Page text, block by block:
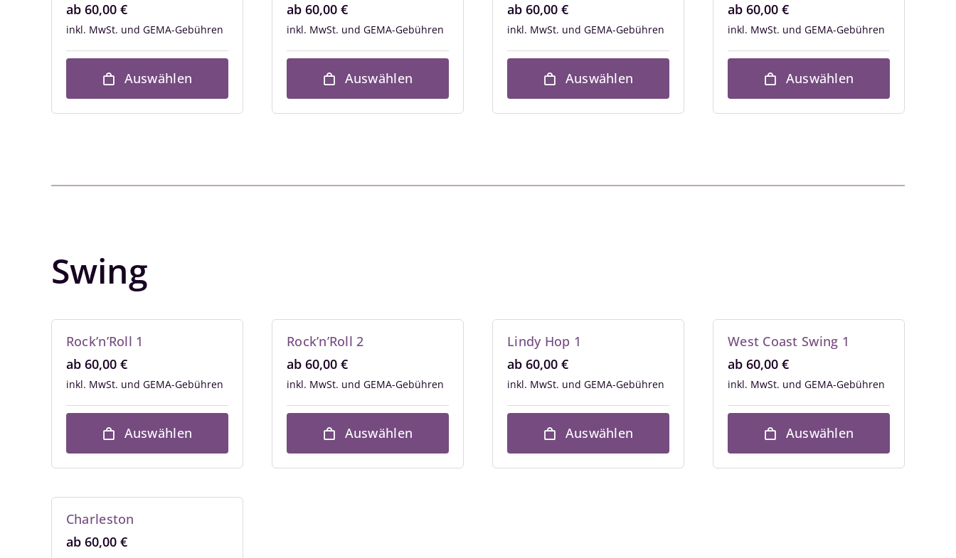
ab 60,00 €
inkl. MwSt.
Auswählen
ab 60,00 €
inkl. MwSt.
Auswählen
ab 60,00 €
inkl. MwSt.
Auswählen
ab 60,00 €
inkl. MwSt.
Auswählen
Swing
Rock’n’Roll 1
ab 60,00 €
inkl. MwSt.
Auswählen
Rock’n’Roll 2
ab 60,00 €
inkl. MwSt.
Auswählen
Lindy Hop 1
ab 60,00 €
inkl. MwSt.
Auswählen
West Coast Swing 1
ab 60,00 €
inkl. MwSt.
Auswählen
Charleston
ab 60,00 €